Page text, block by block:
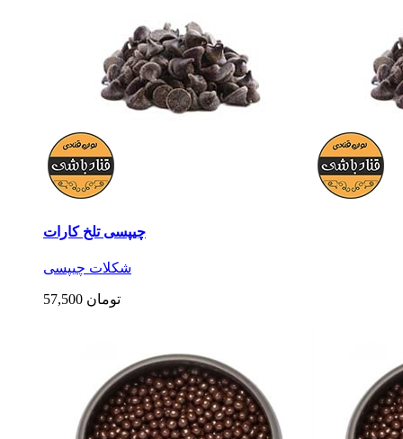
چیپسی تلخ کارات
شکلات چیپسی
57,500 تومان